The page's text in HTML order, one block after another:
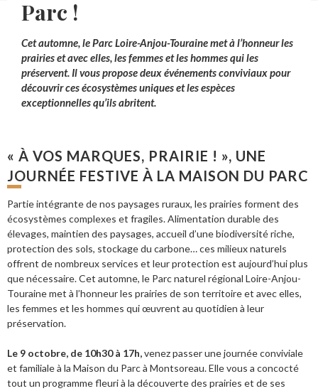
Parc !
Cet automne, le Parc Loire-Anjou-Touraine met à l’honneur les
prairies et avec elles, les femmes et les hommes qui les
préservent. Il vous propose deux événements conviviaux pour
découvrir ces écosystèmes uniques et les espèces
exceptionnelles qu’ils abritent.
« À VOS MARQUES, PRAIRIE ! », UNE
JOURNÉE FESTIVE À LA MAISON DU PARC
Partie intégrante de nos paysages ruraux, les prairies forment des
écosystèmes complexes et fragiles. Alimentation durable des
élevages, maintien des paysages, accueil d’une biodiversité riche,
protection des sols, stockage du carbone… ces milieux naturels
offrent de nombreux services et leur protection est aujourd’hui plus
que nécessaire. Cet automne, le Parc naturel régional Loire-Anjou-
Touraine met à l’honneur les prairies de son territoire et avec elles,
les femmes et les hommes qui œuvrent au quotidien à leur
préservation.
Le 9 octobre, de 10h30 à 17h,venez passer une journée conviviale
et familiale à la Maison du Parc à Montsoreau. Elle vous a concocté
tout un programme fleuri à la découverte des prairies et de ses